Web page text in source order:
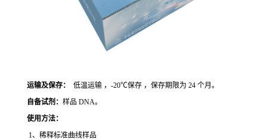
运输及保存：
低温运输 ，-20℃保存 ，保存期限为 24 个月。
自备试剂： 样品 DNA。
使用方法：
1、稀释标准曲线样品